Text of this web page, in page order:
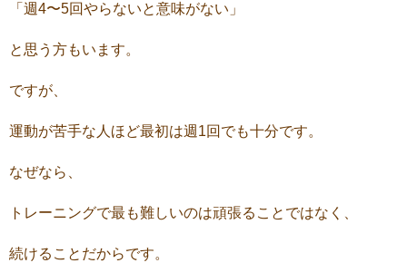
「週4〜5回やらないと意味がない」
と思う方もいます。
ですが、
運動が苦手な人ほど最初は週1回でも十分です。
なぜなら、
トレーニングで最も難しいのは頑張ることではなく、
続けることだからです。